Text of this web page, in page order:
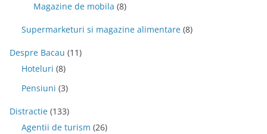
Magazine de mobila (8)
Supermarketuri si magazine alimentare (8)
Despre Bacau (11)
Hoteluri (8)
Pensiuni (3)
Distractie (133)
Agentii de turism (26)